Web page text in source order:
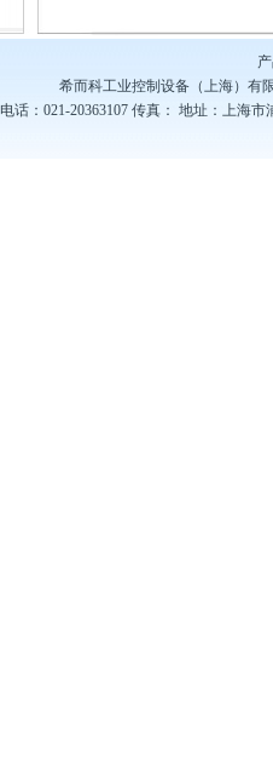
希而科工业控制设备（上海）有
电话：021-20363107 传真： 地址：上海市